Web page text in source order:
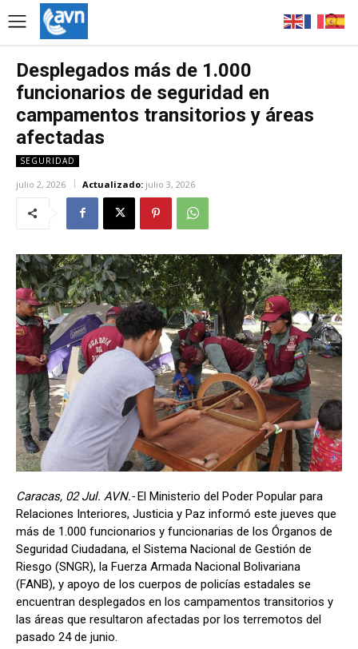
Desplegados más de 1.000
funcionarios de seguridad en
campamentos transitorios y áreas
afectadas
SEGURIDAD
julio 2, 2026 Actualizado: julio 3, 2026
Caracas, 02 Jul. AVN.-El Ministerio del Poder Popular para
Relaciones Interiores, Justicia y Paz informó este jueves que
más de 1.000 funcionarios y funcionarias de los Órganos de
Seguridad Ciudadana, el Sistema Nacional de Gestión de
Riesgo (SNGR), la Fuerza Armada Nacional Bolivariana
(FANB), y apoyo de los cuerpos de policías estadales se
encuentran desplegados en los campamentos transitorios y
las áreas que resultaron afectadas por los terremotos del
pasado 24 de junio.